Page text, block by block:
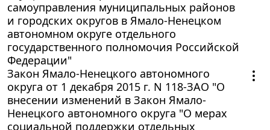
самоуправления муниципальных районов
и городских округов в Ямало-Ненецком
автономном округе отдельного
государственного полномочия Российской
Федерации"
Закон Ямало-Ненецкого автономного
округа от 1 декабря 2015 г. N 118-ЗАО "О
внесении изменений в Закон Ямало-
Ненецкого автономного округа "О мерах
социальной поддержки отдельных